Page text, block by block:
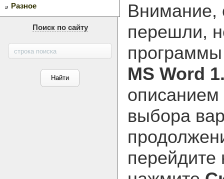
Разное
Поиск по сайту
Внимание,
перешли,
MS Word
описанием
выбора